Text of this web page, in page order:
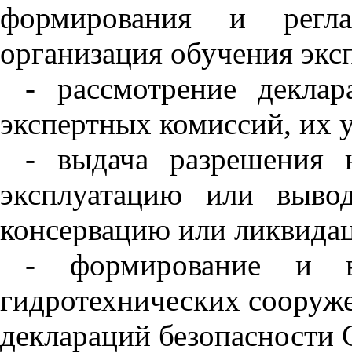
формирования и
организация обучения
- рассмотрение
экспертных комиссий, их
- выдача разрешения
эксплуатацию или
консервацию или
- формирование и
гидротехнических
деклараций